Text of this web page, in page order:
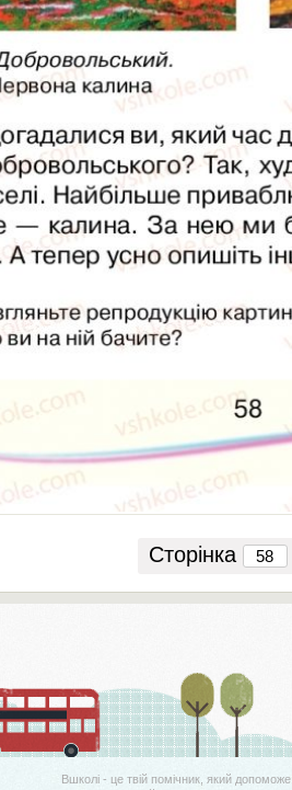
Сторінка
Вшколі - це твій помічник, який допоможе